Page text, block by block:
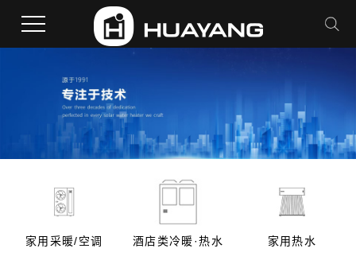
家用采暖/空调 酒店类冷暖·热水 家用热水